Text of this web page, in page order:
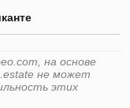
на основе
не может
этих